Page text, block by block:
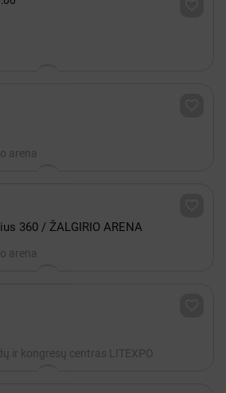
arena
360 / ŽALGIRIO ARENA
arena
ir kongresų centras LITEXPO